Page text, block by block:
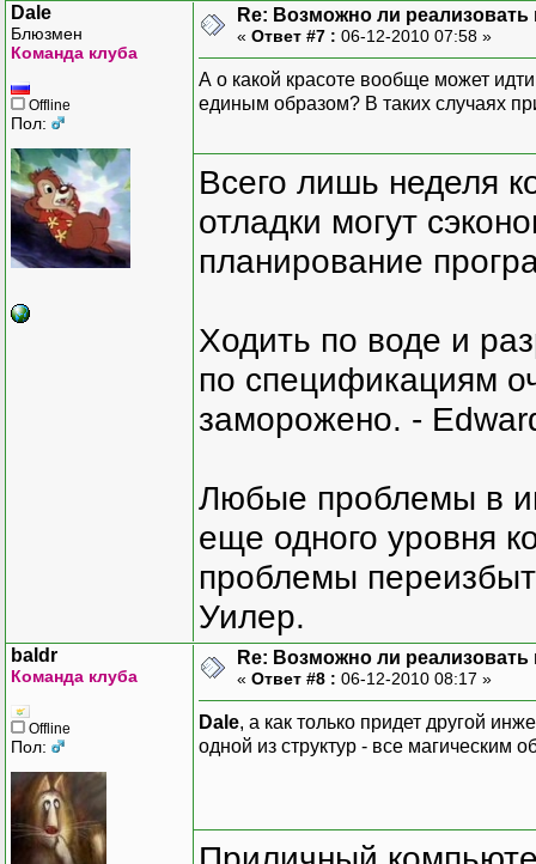
Dale
Блюзмен
Команда клуба
Offline
Пол:
Re: Возможно ли
« Ответ #7 : 06-12-2010 07:58 »
А о какой красоте вообще может
единым образом? В таких случаях
Всего лишь неделя
отладки могут
планирование
Ходить по воде и
по спецификациям
заморожено. -
Любые проблемы в
еще одного уровня
проблемы
Уилер.
baldr
Команда клуба
Offline
Пол:
Re: Возможно ли
« Ответ #8 : 06-12-2010 08:17 »
Dale, а как только придет другой
одной из структур - все магическим